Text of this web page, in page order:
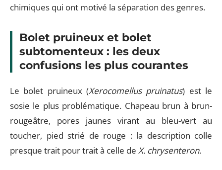
chimiques qui ont motivé la séparation des genres.
Bolet pruineux et bolet
subtomenteux : les deux
confusions les plus courantes
Le bolet pruineux (Xerocomellus pruinatus) est le
sosie le plus problématique. Chapeau brun à brun-
rougeâtre, pores jaunes virant au bleu-vert au
toucher, pied strié de rouge : la description colle
presque trait pour trait à celle de X. chrysenteron.